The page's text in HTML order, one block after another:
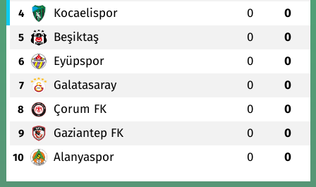
4 Kocaelispor 0 0
5 Beşiktaş 0 0
6 Eyüpspor 0 0
7 Galatasaray 0 0
8 Çorum FK 0 0
9 Gaziantep FK 0 0
10 Alanyaspor 0 0